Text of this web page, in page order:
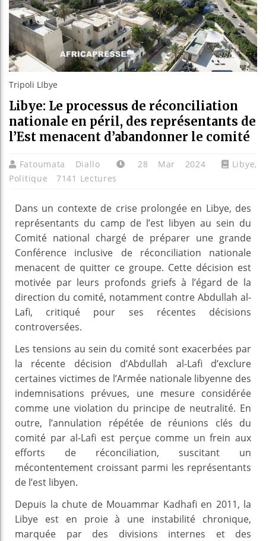
Aliko
Tripoli LIbye
Libye: Le processus de réconciliation
nationale en péril, des représentants de
l’Est menacent d’abandonner le comité
Fatoumata Diallo 28 Mar 2024 Libye,
Politique
7141 Lectures
Dans un contexte de crise prolongée en Libye, des
représentants du camp de l’est libyen au sein du
Comité national chargé de préparer une grande
Conférence inclusive de réconciliation nationale
menacent de quitter ce groupe. Cette décision est
motivée par leurs profonds griefs à l’égard de la
direction du comité, notamment contre Abdullah al-
Lafi, critiqué pour ses récentes décisions
controversées.
Les tensions au sein du comité sont exacerbées par
la récente décision d’Abdullah al-Lafi d’exclure
certaines victimes de l’Armée nationale libyenne des
indemnisations prévues, une mesure considérée
comme une violation du principe de neutralité. En
outre, l’annulation répétée de réunions clés du
comité par al-Lafi est perçue comme un frein aux
efforts de réconciliation, suscitant un
mécontentement croissant parmi les représentants
de l’est libyen.
Depuis la chute de Mouammar Kadhafi en 2011, la
Libye est en proie à une instabilité chronique,
marquée par des divisions internes et des